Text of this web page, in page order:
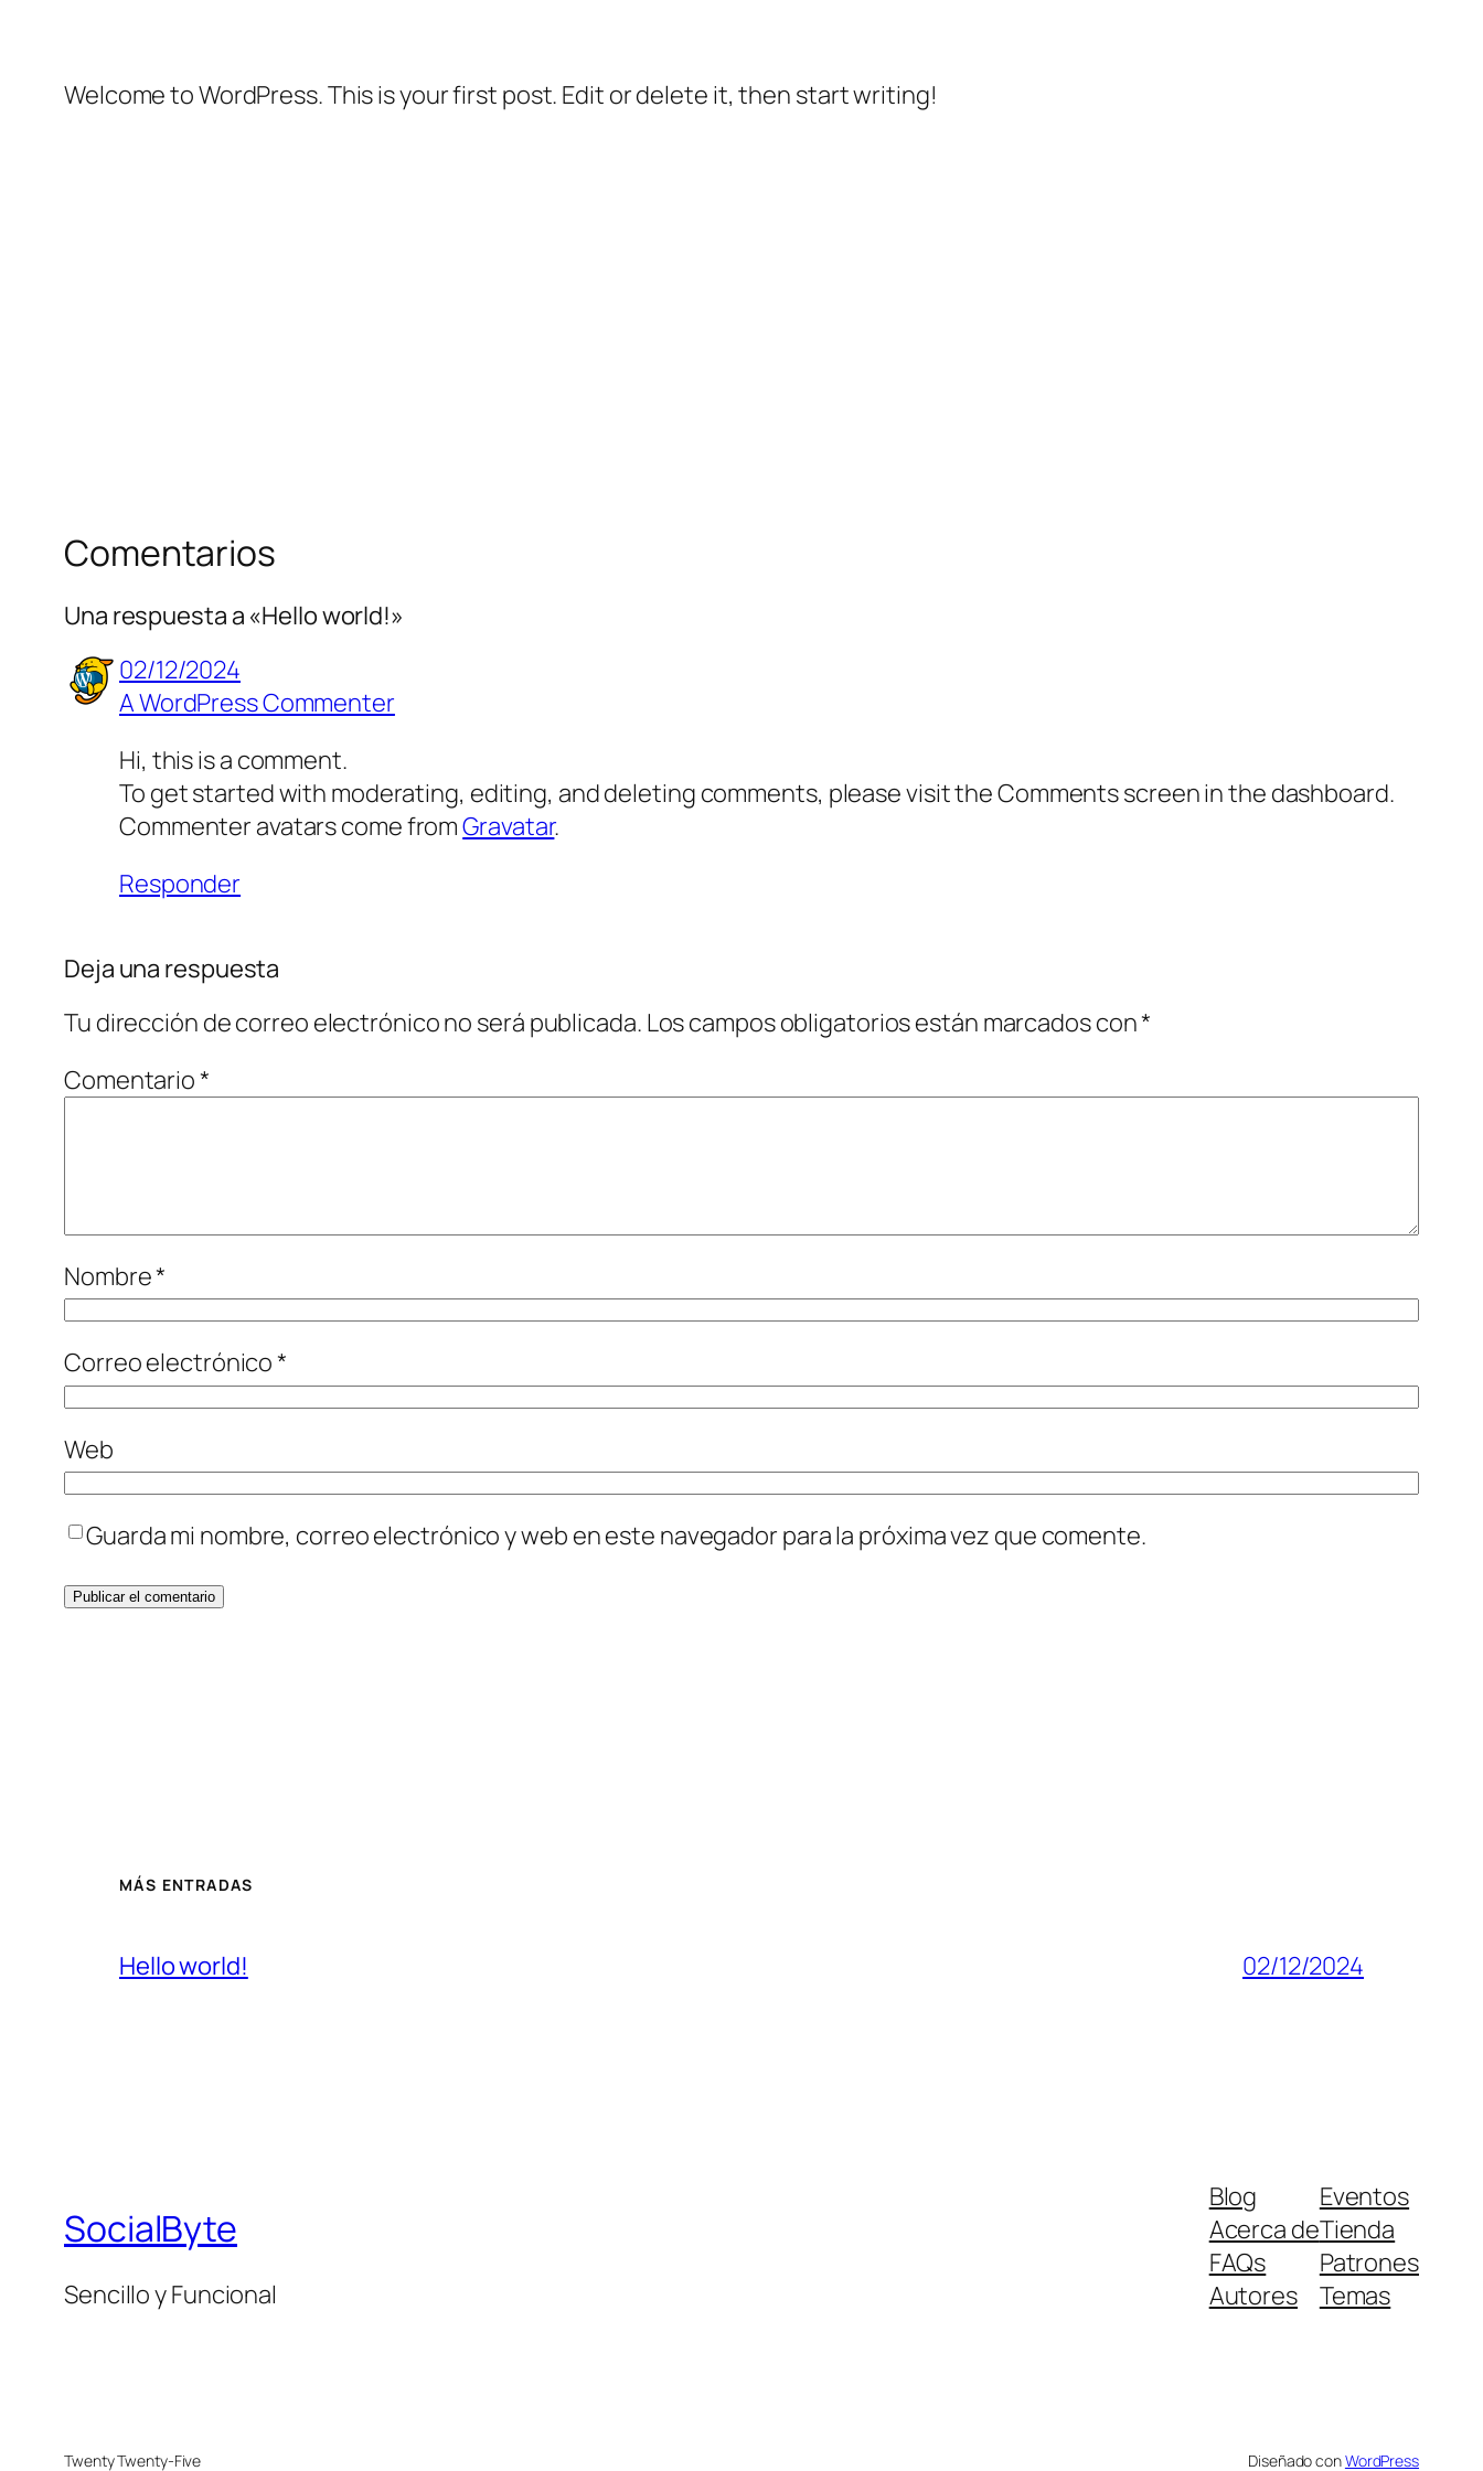
Welcome to WordPress. This is your first post. Edit or delete it, then start writing!
Comentarios
Una respuesta a «Hello world!»
02/12/2024
A WordPress Commenter
Hi, this is a comment.
To get started with moderating, editing, and deleting comments, please visit the Comments screen in the dashboard.
Commenter avatars come fromGravatar.
Responder
Deja una respuesta
Tu dirección de correo electrónico no será publicada. Los campos obligatorios están marcados con*
Comentario*
Nombre*
Correo electrónico*
Web
Guarda mi nombre, correo electrónico y web en este navegador para la próxima vez que comente.
MÁS ENTRADAS
Hello world! 02/12/2024
SocialByte
Sencillo y Funcional
Blog
Acerca de
FAQs
Autores
Eventos
Tienda
Patrones
Temas
Twenty Twenty-Five Diseñado conWordPress